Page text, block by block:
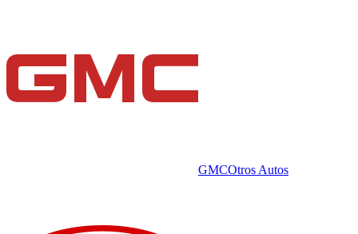
GMCOtros Autos